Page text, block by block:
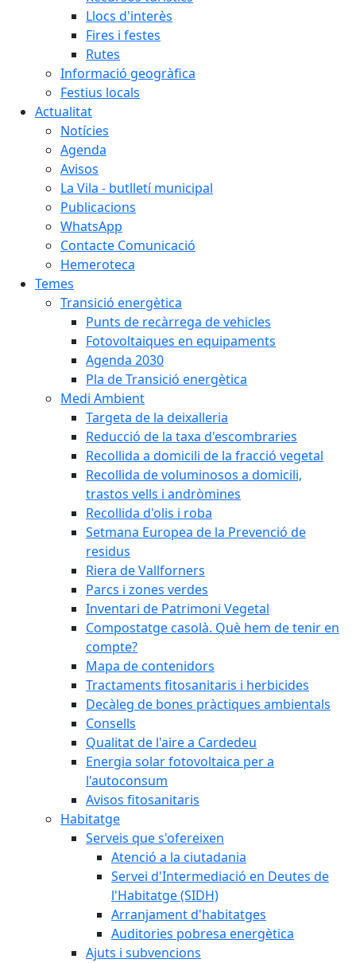
Llocs d'interès
Fires i festes
Rutes
Informació geogràfica
Festius locals
Actualitat
Notícies
Agenda
Avisos
La Vila - butlletí municipal
Publicacions
WhatsApp
Contacte Comunicació
Hemeroteca
Temes
Transició energètica
Punts de recàrrega de vehicles
Fotovoltaiques en equipaments
Agenda 2030
Pla de Transició energètica
Medi Ambient
Targeta de la deixalleria
Reducció de la taxa d'escombraries
Recollida a domicili de la fracció vegetal
Recollida de voluminosos a domicili,
trastos vells i andròmines
Recollida d'olis i roba
Setmana Europea de la Prevenció de
residus
Riera de Vallforners
Parcs i zones verdes
Inventari de Patrimoni Vegetal
Compostatge casolà. Què hem de tenir en
compte?
Mapa de contenidors
Tractaments fitosanitaris i herbicides
Decàleg de bones pràctiques ambientals
Consells
Qualitat de l'aire a Cardedeu
Energia solar fotovoltaica per a
l'autoconsum
Avisos fitosanitaris
Habitatge
Serveis que s'ofereixen
Atenció a la ciutadania
Servei d'Intermediació en Deutes de
l'Habitatge (SIDH)
Arranjament d'habitatges
Auditories pobresa energètica
Ajuts i subvencions